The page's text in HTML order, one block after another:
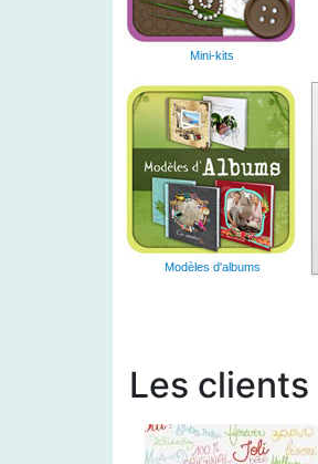
Mini-kits
Modèles d'albums
Les